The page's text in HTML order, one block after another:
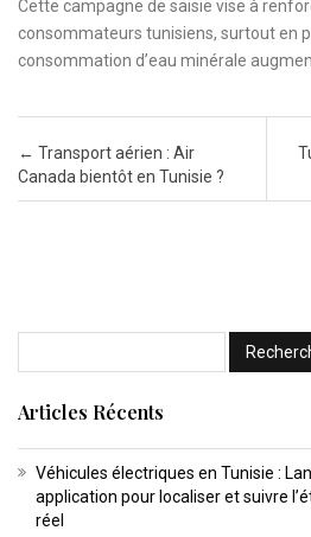
Cette campagne de saisie vise à
consommateurs tunisiens, surtout en
consommation d’eau minérale
Post navigation
← Transport aérien : Air
Canada bientôt en Tunisie ?
Articles Récents
Véhicules électriques en Tunisie :
application pour localiser et suivre
réel